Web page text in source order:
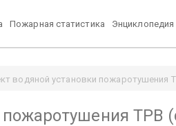
Пожарная статистика Энциклопедия
водяной установки пожаротушения
ТРВ